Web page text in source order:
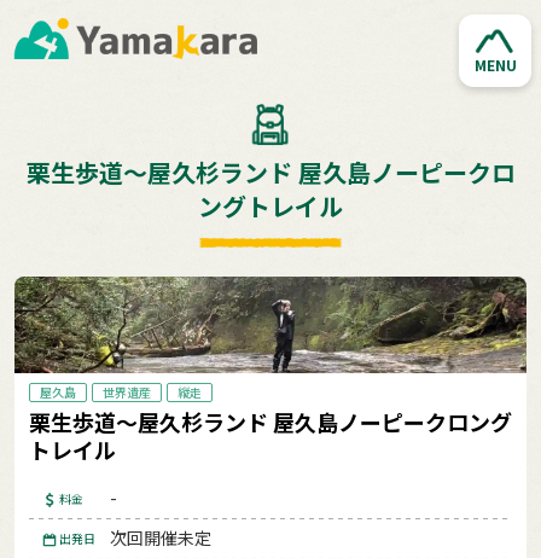
MENU
栗生歩道～屋久杉ランド 屋久島ノーピークロ
ングトレイル
屋久島 世界遺産 縦走
栗生歩道～屋久杉ランド 屋久島ノーピークロング
トレイル
料金 -
出発日 次回開催未定